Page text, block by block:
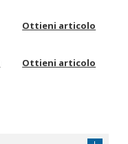
Ottieni articolo
Ottieni articolo